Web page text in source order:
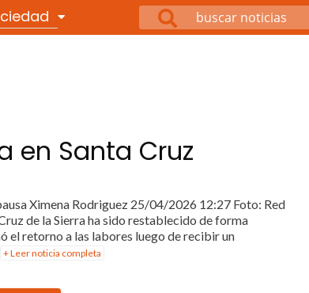
en Santa Cruz
Ximena Rodriguez 25/04/2026 12:27 Foto: Red
de la Sierra ha sido restablecido de forma
el retorno a las labores luego de recibir un
+ Leer noticia completa